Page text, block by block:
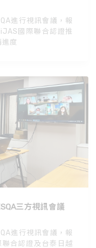
進行視訊會議，報
國際聯合認證推
度
三方視訊會議
進行視訊會議，報
合認證及台泰日越